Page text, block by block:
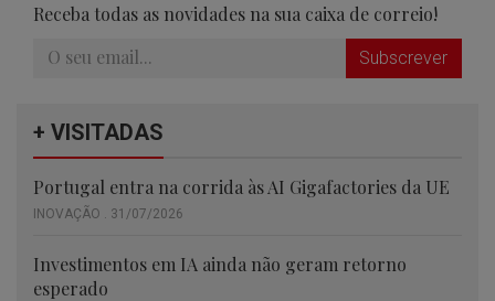
Receba todas as novidades na sua caixa de correio!
Subscrever
+ VISITADAS
Portugal entra na corrida às AI Gigafactories da UE
INOVAÇÃO . 31/07/2026
Investimentos em IA ainda não geram retorno
esperado